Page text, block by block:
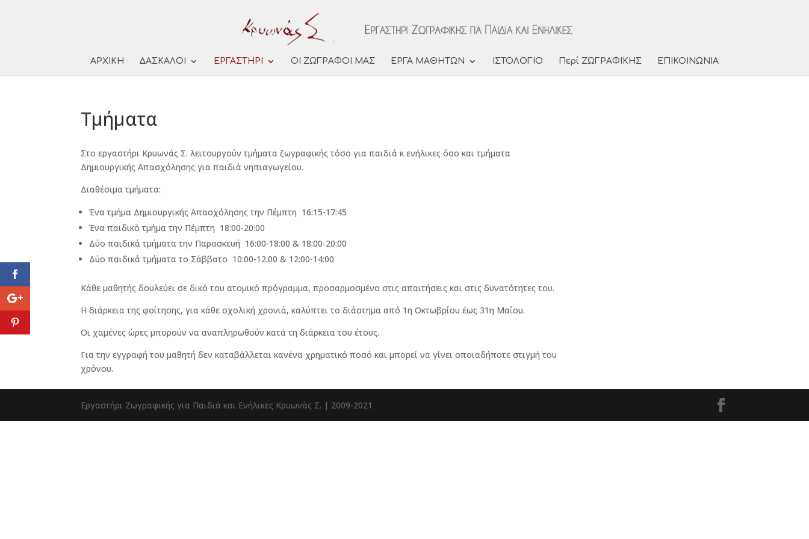
ΑΡΧΙΚΗ ΔΑΣΚΑΛΟΙ ΕΡΓΑΣΤΗΡΙ ΟΙ ΖΩΓΡΑΦΟΙ ΜΑΣ ΕΡΓΑ ΜΑΘΗΤΩΝ ΙΣΤΟΛΟΓΙΟ Περί ΖΩΓΡΑΦΙΚΗΣ ΕΠΙΚΟΙΝΩΝΙΑ
Τμήματα
Στο εργαστήρι Κρυωνάς Σ. λειτουργούν τμήματα ζωγραφικής τόσο για παιδιά κ ενήλικες όσο και τμήματα
Δημιουργικής Απασχόλησης για παιδιά νηπιαγωγείου.
Διαθέσιμα τμήματα:
Ένα τμήμα Δημιουργικής Απασχόλησης την Πέμπτη 16:15-17:45
Ένα παιδικό τμήμα την Πέμπτη 18:00-20:00
Δύο παιδικά τμήματα την Παρασκευή 16:00-18:00 & 18:00-20:00
Δύο παιδικά τμήματα το Σάββατο 10:00-12:00 & 12:00-14:00
Κάθε μαθητής δουλεύει σε δικό του ατομικό πρόγραμμα, προσαρμοσμένο στις απαιτήσεις και στις δυνατότητες του.
Η διάρκεια της φοίτησης, για κάθε σχολική χρονιά, καλύπτει το διάστημα από 1η Οκτωβρίου έως 31η Μαΐου.
Οι χαμένες ώρες μπορούν να αναπληρωθούν κατά τη διάρκεια του έτους.
Για την εγγραφή του μαθητή δεν καταβάλλεται κανένα χρηματικό ποσό και μπορεί να γίνει οποιαδήποτε στιγμή του
χρόνου.
Εργαστήρι Ζωγραφικής για Παιδιά και Ενήλικες Κρυωνάς Σ. | 2009-2021